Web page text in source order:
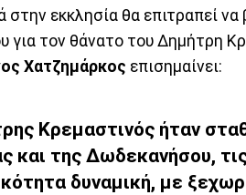
στην εκκλησία θα επιτραπεί να
για τον θάνατο του Δημήτρη
Χατζημάρκος επισημαίνει:
Κρεμαστινός ήταν
και της Δωδεκανήσου,
δυναμική, με